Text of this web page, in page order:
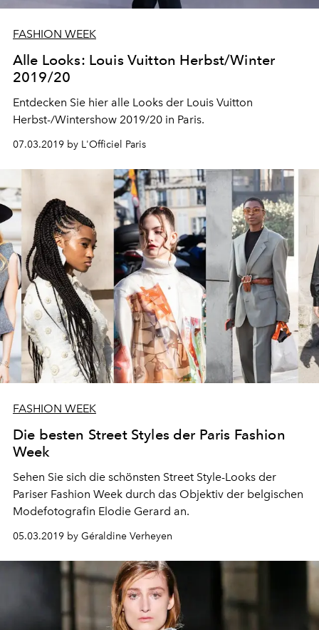
FASHION WEEK
Alle Looks: Louis Vuitton Herbst/Winter
2019/20
Entdecken Sie hier alle Looks der Louis Vuitton
Herbst-/Wintershow 2019/20 in Paris.
07.03.2019 by L'Officiel Paris
FASHION WEEK
Die besten Street Styles der Paris Fashion
Week
Sehen Sie sich die schönsten Street Style-Looks der
Pariser Fashion Week durch das Objektiv der belgischen
Modefotografin Elodie Gerard an.
05.03.2019 by Géraldine Verheyen